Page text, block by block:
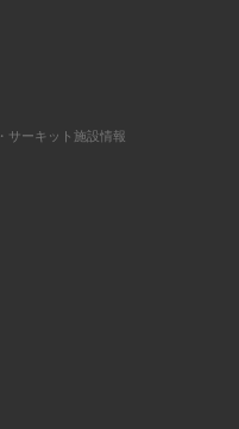
サーキット施設情報